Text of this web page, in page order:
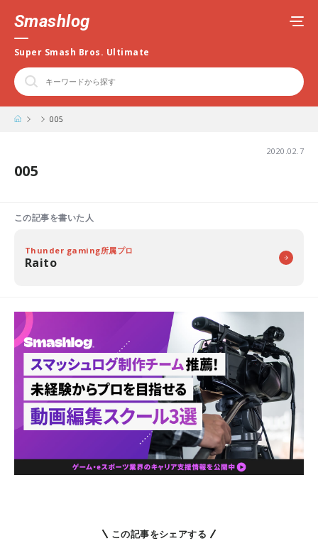
Smashlog
Super Smash Bros. Ultimate
005
2020.02.7
005
この記事を書いた人
Thunder gaming所属プロ
Raito
この記事をシェアする